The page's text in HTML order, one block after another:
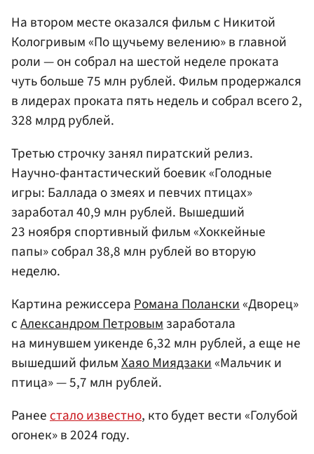
На втором месте оказался фильм с Никитой
Кологривым «По щучьему велению» в главной
роли — он собрал на шестой неделе проката
чуть больше 75 млн рублей. Фильм продержался
в лидерах проката пять недель и собрал всего 2,
328 млрд рублей.
Третью строчку занял пиратский релиз.
Научно-фантастический боевик «Голодные
игры: Баллада о змеях и певчих птицах»
заработал 40,9 млн рублей. Вышедший
23 ноября спортивный фильм «Хоккейные
папы» собрал 38,8 млн рублей во вторую
неделю.
Картина режиссераРомана Полански«Дворец»
сАлександром Петровымзаработала
на минувшем уикенде 6,32 млн рублей, а еще не
вышедший фильмХаяо Миядзаки«Мальчик и
птица» — 5,7 млн рублей.
Ранеестало известно, кто будет вести «Голубой
огонек» в 2024 году.